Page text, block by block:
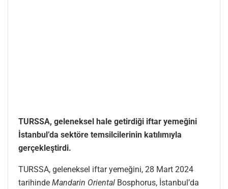
TURSSA, geleneksel hale getirdiği iftar yemeğini
İstanbul’da sektöre temsilcilerinin katılımıyla
gerçekleştirdi.
TURSSA, geleneksel iftar yemeğini, 28 Mart 2024
tarihinde Mandarin Oriental Bosphorus, İstanbul’da